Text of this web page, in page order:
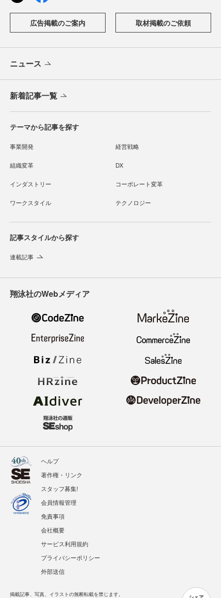
広告掲載のご案内 取材掲載のご依頼
ニュース
新着記事一覧
テーマから記事を探す
事業開発 経営戦略
組織変革 DX
インダストリー コーポレート変革
ワークスタイル テクノロジー
記事スタイルから探す
連載記事
翔泳社のWebメディア
ヘルプ
著作権・リンク
スタッフ募集!
会員情報管理
免責事項
会社概要
サービス利用規約
プライバシーポリシー
外部送信
掲載記事、写真、イラストの無断転載を禁じます。